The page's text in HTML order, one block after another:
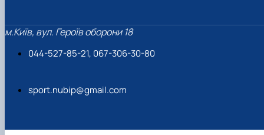
м.Київ, вул. Героїв оборони 18
044-527-85-21, 067-306-30-80
sport.nubip@gmail.com